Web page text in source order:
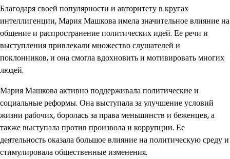
Благодаря своей популярности и авторитету в кругах
интеллигенции, Мария Машкова имела значительное влияние на
общение и распространение политических идей. Ее речи и
выступления привлекали множество слушателей и
поклонников, и она смогла вдохновить и мотивировать многих
людей.
Мария Машкова активно поддерживала политические и
социальные реформы. Она выступала за улучшение условий
жизни рабочих, боролась за права меньшинств и беженцев, а
также выступала против произвола и коррупции. Ее
деятельность оказала большое влияние на политическую среду и
стимулировала общественные изменения.